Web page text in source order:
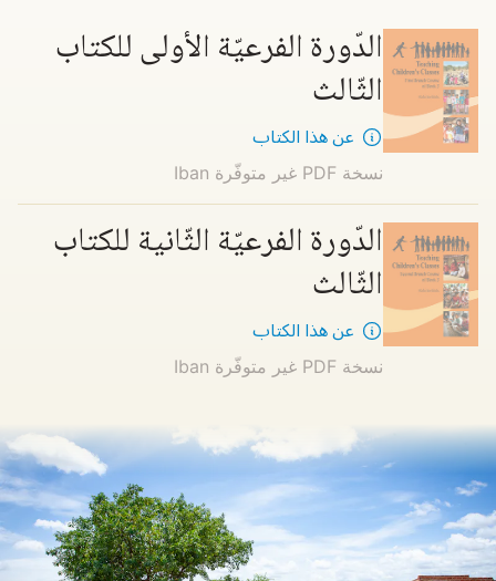
الدّورة الفرعيّة الأولى للكتاب
الثّالث
عن هذا الكتاب
نسخة PDF غير متوفّرة Iban
الدّورة الفرعيّة الثّانية للكتاب
الثّالث
عن هذا الكتاب
نسخة PDF غير متوفّرة Iban